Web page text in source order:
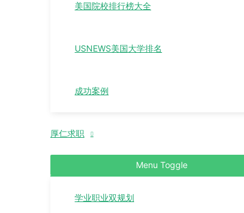
美国院校排行榜大全
USNEWS美国大学排名
成功案例
厚仁求职
Menu Toggle
学业职业双规划